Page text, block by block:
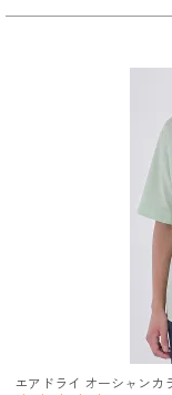
エアドライ オーシャンカ